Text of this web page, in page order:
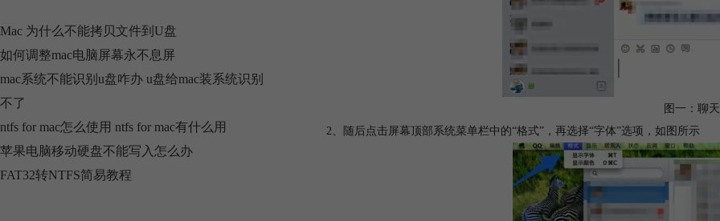
Mac 为什么不能拷贝文件到U盘
如何调整mac电脑屏幕永不息屏
mac系统不能识别u盘咋办 u盘给mac装系统识别
不了
ntfs for mac怎么使用 ntfs for mac有什么用
苹果电脑移动硬盘不能写入怎么办
FAT32转NTFS简易教程
图一：聊
2、随后点击屏幕顶部系统菜单栏中的“格式”，再选择“字体”选项，如图所示